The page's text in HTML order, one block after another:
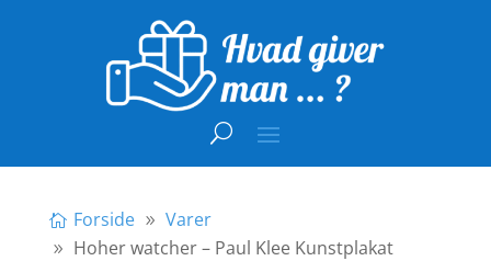
Forside
Varer
Hoher watcher – Paul Klee Kunstplakat